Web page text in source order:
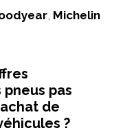
Michelin
pas
de
?